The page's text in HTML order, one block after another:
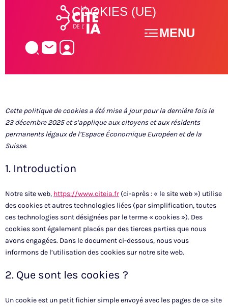
MENU
COOKIES (UE)
Cette politique de cookies a été mise à jour pour la dernière fois le
23 décembre 2025 et s’applique aux citoyens et aux résidents
permanents légaux de l’Espace Économique Européen et de la
Suisse.
1. Introduction
Notre site web, https://www.citeia.fr (ci-après : « le site web ») utilise
des cookies et autres technologies liées (par simplification, toutes
ces technologies sont désignées par le terme « cookies »). Des
cookies sont également placés par des tierces parties que nous
avons engagées. Dans le document ci-dessous, nous vous
informons de l’utilisation des cookies sur notre site web.
2. Que sont les cookies ?
Un cookie est un petit fichier simple envoyé avec les pages de ce site
Consent
to
service
elementor
Consent
to
service
wordpress
Consent
to
service
adobe-
Consent
to
service
google-
Consent
to
service
youtube
Consent
to
service
facebook
Consent
to
service
linkedin
Consent
to
service
divers